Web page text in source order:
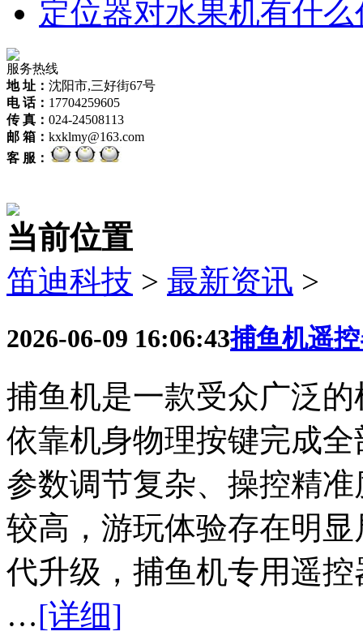
定位器对水果机有什
服务热线
地 址： 沈阳市,三好街67号
电 话： 17704259605
传 真： 024-24508113
邮 箱： kxklmy@163.com
客 服：
当前位置
笛迪科技 > 最新资讯 >
2026-06-09 16:06:43捕鱼机遥
捕鱼机是一款受众广泛
依靠机身物理按键完成
参数调节复杂、操控精
较高，游玩体验存在明
代升级，捕鱼机专用遥
…[详细]